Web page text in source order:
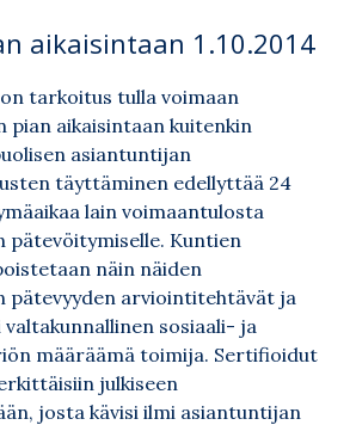
aikaisintaan 1.10.2014
tarkoitus tulla voimaan
pian aikaisintaan kuitenkin
asiantuntijan
täyttäminen edellyttää 24
lain voimaantulosta
pätevöitymiselle. Kuntien
näin näiden
pätevyyden arviointitehtävät ja
sosiaali- ja
määräämä toimija. Sertifioidut
julkiseen
josta kävisi ilmi asiantuntijan